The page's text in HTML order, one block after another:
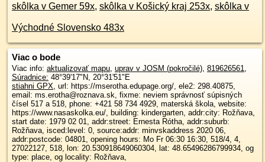
skôlka v Gemer 59x, skôlka v Košický kraj 253x, skôlka v
Východné Slovensko 483x
Viac o bode
Viac info: aktualizovať mapu, uprav v JOSM (pokročilé), 819626561,
Súradnice: 48°39'17"N, 20°31'51"E
stiahni GPX, url: https://mserotha.edupage.org/, ele2: 298.40875,
email: ms.erotha@roznava.sk, fixme: neviem správnosť súpisných
čísel 517 a 518, phone: +421 58 734 4929, materská škola, website:
https://www.nasaskolka.eu/, building: kindergarten, addr:city: Rožňava,
start date: 1979 02 01, addr:street: Ernesta Rótha, addr:suburb:
Rožňava, isced:level: 0, source:addr: minvskaddress 2020 06,
addr:postcode: 04801, opening hours: Mo Fr 06:30 16:30, 518/4, 4,
27022127, 518, lon: 20.530918649060304, lat: 48.65496286799934, og
type: place, og locality: Rožňava,